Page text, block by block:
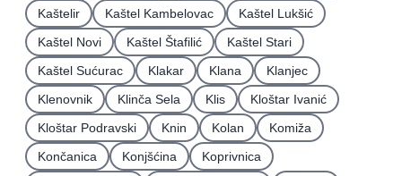
Kaštelir
Kaštel Kambelovac
Kaštel Lukšić
Kaštel Novi
Kaštel Štafilić
Kaštel Stari
Kaštel Sućurac
Klakar Klana
Klanjec
Klenovnik
Klinča Sela Klis
Kloštar Ivanić
Kloštar Podravski
Knin Kolan
Komiža
Končanica
Konjšćina
Koprivnica